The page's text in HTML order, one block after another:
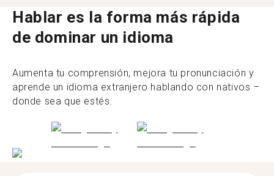
Hablar es la forma más rápida
de dominar un idioma
Aumenta tu comprensión, mejora tu pronunciación y
aprende un idioma extranjero hablando con nativos –
donde sea que estés.